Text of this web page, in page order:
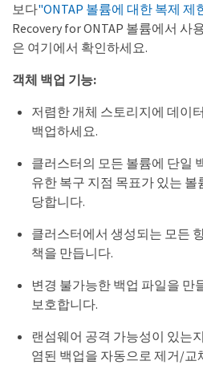
보다"ONTAP 볼륨에 대한 복제 제
Recovery for ONTAP 볼륨에서 사
은 여기에서 확인하세요.
객체 백업 기능:
저렴한 개체 스토리지에 데이
백업하세요.
클러스터의 모든 볼륨에 단일
유한 복구 지점 목표가 있는
당합니다.
클러스터에서 생성되는 모든
책을 만듭니다.
변경 불가능한 백업 파일을 만
보호합니다.
랜섬웨어 공격 가능성이 있는
염된 백업을 자동으로 제거/교